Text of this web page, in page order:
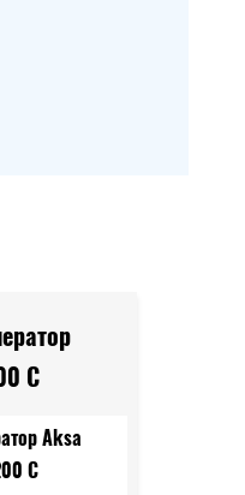
C